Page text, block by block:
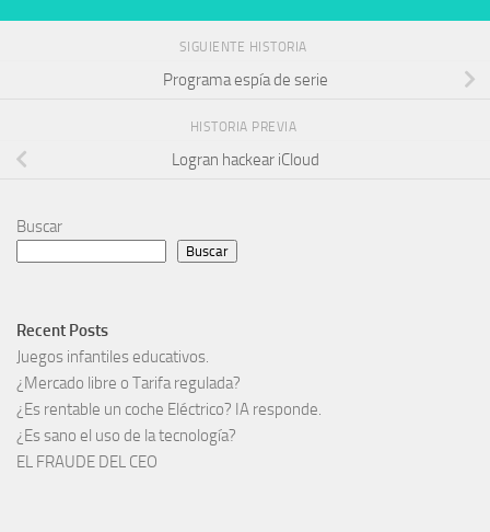
SIGUIENTE HISTORIA
Programa espía de serie
HISTORIA PREVIA
Logran hackear iCloud
Buscar
Buscar
Recent Posts
Juegos infantiles educativos.
¿Mercado libre o Tarifa regulada?
¿Es rentable un coche Eléctrico? IA responde.
¿Es sano el uso de la tecnología?
EL FRAUDE DEL CEO